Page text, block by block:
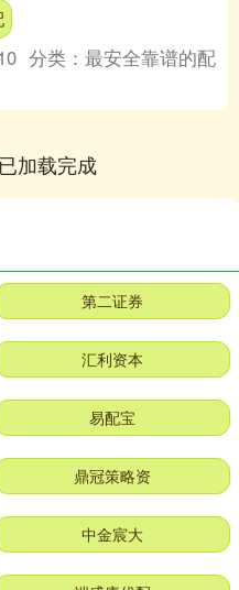
额39.63亿元，近20个交易日
分类：最安全靠谱的配
加载完成
第二证券
汇利资本
易配宝
鼎冠策略资
中金宸大